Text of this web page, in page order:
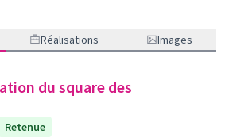
Réalisations Images
du square des
Retenue